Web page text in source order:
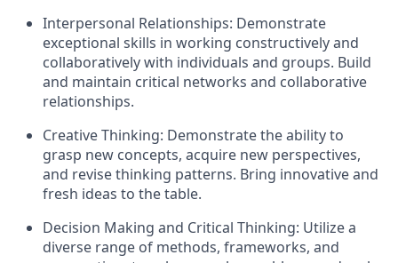
Interpersonal Relationships: Demonstrate
exceptional skills in working constructively and
collaboratively with individuals and groups. Build
and maintain critical networks and collaborative
relationships.
Creative Thinking: Demonstrate the ability to
grasp new concepts, acquire new perspectives,
and revise thinking patterns. Bring innovative and
fresh ideas to the table.
Decision Making and Critical Thinking: Utilize a
diverse range of methods, frameworks, and